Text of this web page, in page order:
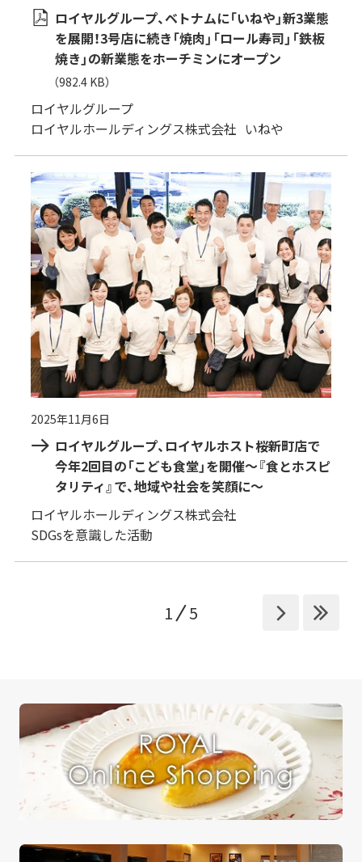
ロイヤルグループ、ベトナムに「いねや」新3業態
を展開！3号店に続き「焼肉」「ロール寿司」「鉄板
焼き」の新業態をホーチミンにオープン
（982.4 KB）
ロイヤルグループ
ロイヤルホールディングス株式会社 いねや
2025年11月6日
ロイヤルグループ、ロイヤルホスト桜新町店で
今年2回目の「こども食堂」を開催～『食とホスピ
タリティ』で、地域や社会を笑顔に～
ロイヤルホールディングス株式会社
SDGsを意識した活動
1